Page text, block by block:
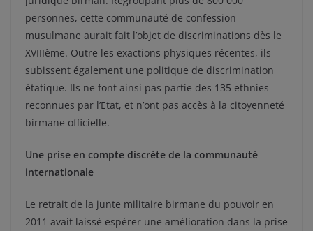
personnes, cette communauté de confession
musulmane aurait fait l’objet de discriminations dès le
XVIIIème. Outre les exactions physiques récentes, ils
subissent également une politique de discrimination
étatique. Ils ne font ainsi pas partie des 135 ethnies
reconnues par l’Etat, et n’ont pas accès à la citoyenneté
birmane officielle.
Une prise en compte discrète de la communauté
internationale
Le retrait de la junte militaire birmane du pouvoir en
2011 avait laissé espérer une amélioration dans la prise